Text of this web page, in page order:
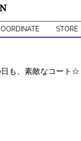
STORE
も、素敵なコート☆